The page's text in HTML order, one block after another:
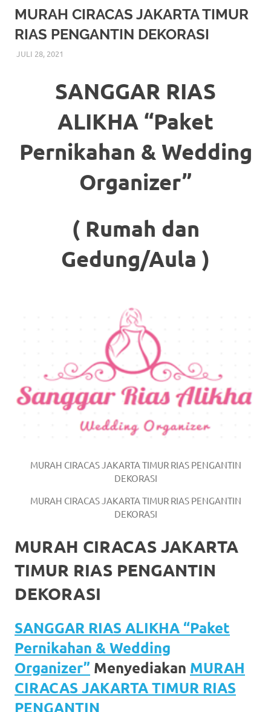
More
hints
rolex
.
website
https://www.watchesf.com.
https://www.watchesb.com
https://
replica
favorite
replica
watches.
24
Hours
Online
replica
MURAH CIRACAS JAKARTA TIMUR
RIAS PENGANTIN DEKORASI
JULI 28, 2021
SANGGAR RIAS
ALIKHA “Paket
Pernikahan & Wedding
Organizer”
( Rumah dan
Gedung/Aula )
MURAH CIRACAS JAKARTA TIMUR RIAS PENGANTIN
DEKORASI
MURAH CIRACAS JAKARTA TIMUR RIAS PENGANTIN
DEKORASI
MURAH CIRACAS JAKARTA
TIMUR RIAS PENGANTIN
DEKORASI
SANGGAR RIAS ALIKHA “Paket
Pernikahan & Wedding
Organizer” Menyediakan MURAH
CIRACAS JAKARTA TIMUR RIAS
PENGANTIN